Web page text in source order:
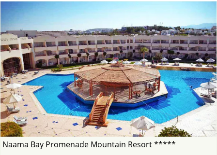
Naama Bay Promenade Mountain Resort *****